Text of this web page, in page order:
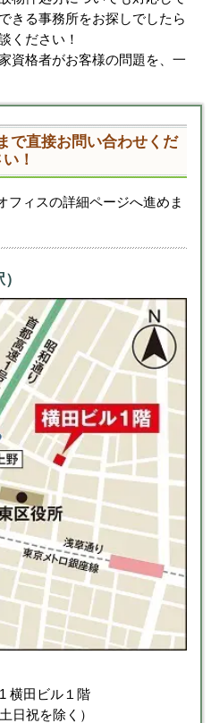
きる事務所をお探しでしたら
ください！
資格者がお客様の問題を、一
で直接お問い合わせくだ
！
フィスの詳細ページへ進めま
横田ビル１階
日祝を除く）